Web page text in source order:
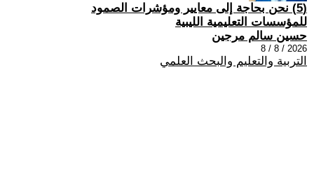
(5) نحن بحاجة إلى معايير ومؤشرات الصمود
للمؤسسات التعليمية الليبية
حسين سالم مرجين
2026 / 8 / 8
التربية والتعليم والبحث العلمي